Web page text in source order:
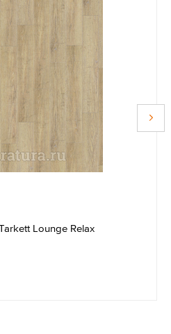
Lounge Relax